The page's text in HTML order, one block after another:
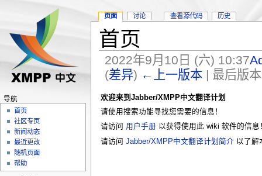
首页
2022年9月10日 (六) 10:37
(差异) ←上一版本 | 最后版
欢迎来到Jabber/XMPP中文翻译计划
请使用搜索功能寻找您需要的信息！
请访问 用户手册以获得使用此 wiki 软件的信息
请访问 Jabber/XMPP中文翻译计划简介 以了解
页面 讨论 查看源代码 历史
导航
首页
社区专页
新闻动态
最近更改
随机页面
帮助